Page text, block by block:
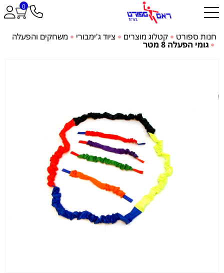
0
חנות ספורט קטלוג מוצרים ציוד ג'ימבורי משחקים והפעלה
גומי הפעלה 8 מטר